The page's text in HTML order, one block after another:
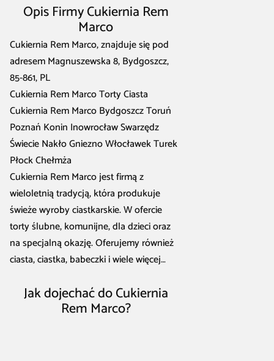
Opis Firmy Cukiernia Rem
Marco
Cukiernia Rem Marco, znajduje się pod
adresem Magnuszewska 8, Bydgoszcz,
85-861, PL
Cukiernia Rem Marco Torty Ciasta
Cukiernia Rem Marco Bydgoszcz Toruń
Poznań Konin Inowrocław Swarzędz
Świecie Nakło Gniezno Włocławek Turek
Płock Chełmża
Cukiernia Rem Marco jest firmą z
wieloletnią tradycją, która produkuje
świeże wyroby ciastkarskie. W ofercie
torty ślubne, komunijne, dla dzieci oraz
na specjalną okazję. Oferujemy również
ciasta, ciastka, babeczki i wiele więcej…
Jak dojechać do Cukiernia
Rem Marco?